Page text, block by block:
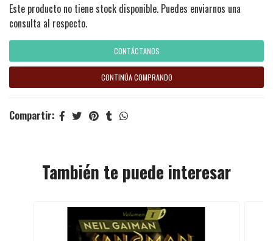
Este producto no tiene stock disponible. Puedes enviarnos una
consulta al respecto.
CONTÁCTANOS
CONTINÚA COMPRANDO
Compartir:
También te puede interesar